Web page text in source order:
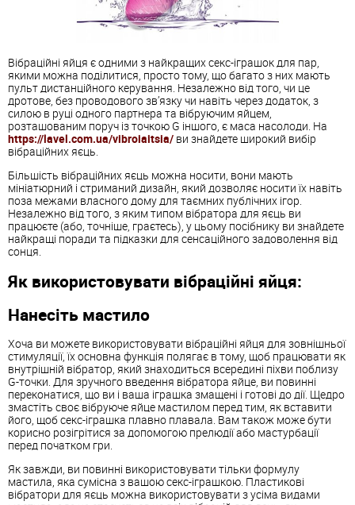
Вібраційні яйця є одними з найкращих секс-іграшок для пар,
якими можна поділитися, просто тому, що багато з них мають
пульт дистанційного керування. Незалежно від того, чи це
дротове, без проводового зв’язку чи навіть через додаток, з
силою в руці одного партнера та вібруючим яйцем,
розташованим поруч із точкою G іншого, є маса насолоди. На
https://lavel.com.ua/vibroiaitsia/ ви знайдете широкий вибір
вібраційних яєць.
Більшість вібраційних яєць можна носити, вони мають
мініатюрний і стриманий дизайн, який дозволяє носити їх навіть
поза межами власного дому для таємних публічних ігор.
Незалежно від того, з яким типом вібратора для яєць ви
працюєте (або, точніше, граєтесь), у цьому посібнику ви знайдете
найкращі поради та підказки для сенсаційного задоволення від
сонця.
Як використовувати вібраційні яйця:
Нанесіть мастило
Хоча ви можете використовувати вібраційні яйця для зовнішньої
стимуляції, їх основна функція полягає в тому, щоб працювати як
внутрішній вібратор, який знаходиться всередині піхви поблизу
G-точки. Для зручного введення вібратора яйце, ви повинні
переконатися, що ви і ваша іграшка змащені і готові до дії. Щедро
змастіть своє вібруюче яйце мастилом перед тим, як вставити
його, щоб секс-іграшка плавно плавала. Вам також може бути
корисно розігрітися за допомогою прелюдії або мастурбації
перед початком гри.
Як завжди, ви повинні використовувати тільки формулу
мастила, яка сумісна з вашою секс-іграшкою. Пластикові
вібратори для яєць можна використовувати з усіма видами